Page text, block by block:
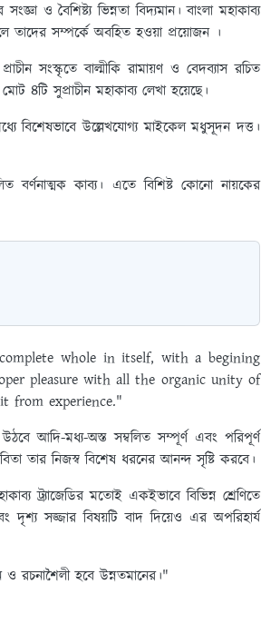
ও বৈশিষ্ট্য ভিন্নতা বিদ্যমান। বাংলা মহাকাব্য
তাদের সম্পর্কে অবহিত হওয়া প্রয়োজন ।
সংস্কৃতে বাল্মীকি রামায়ণ ও বেদব্যাস রচিত
৪টি সুপ্রাচীন মহাকাব্য লেখা হয়েছে।
বিশেষভাবে উল্লেখযোগ্য মাইকেল মধুসূদন দত্ত।
বর্ণনাত্মক কাব্য। এতে বিশিষ্ট কোনো নায়কের
whole in itself, with a begining
pleasure with all the organic unity of
from experience."
উঠবে আদি-মধ্য-অস্ত সম্বলিত সম্পূর্ণ এবং পরিপূর্ণ
তার নিজস্ব বিশেষ ধরনের আনন্দ সৃষ্টি করবে।
ট্র্যাজেডির মতোই একইভাবে বিভিন্ন শ্রেণিতে
দৃশ্য সজ্জার বিষয়টি বাদ দিয়েও এর অপরিহার্য
রচনাশৈলী হবে উন্নতমানের।"